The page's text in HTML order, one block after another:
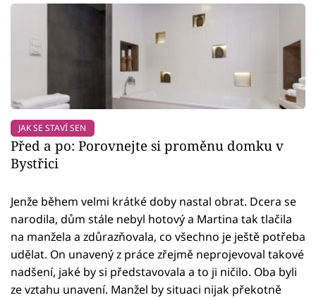
JAK SE STAVÍ SEN
Před a po: Porovnejte si proměnu domku v
Bystřici
Jenže během velmi krátké doby nastal obrat. Dcera se
narodila, dům stále nebyl hotový a Martina tak tlačila
na manžela a zdůrazňovala, co všechno je ještě potřeba
udělat. On unavený z práce zřejmě neprojevoval takové
nadšení, jaké by si představovala a to ji ničilo. Oba byli
ze vztahu unavení. Manžel by situaci nijak překotně